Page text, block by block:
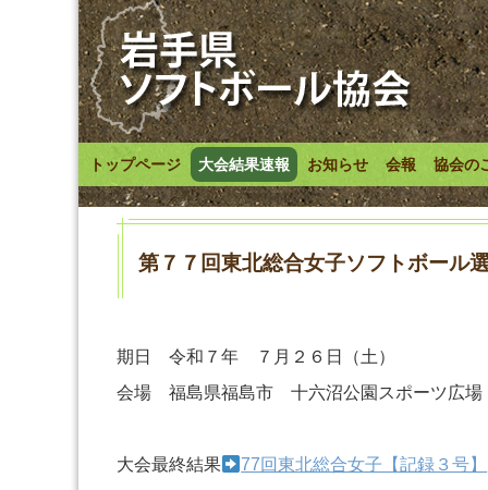
トップページ 大会結果速報 お知らせ 会報 協会の
第７７回東北総合女子ソフトボー
期日 令和７年 ７月２６日（土）
会場 福島県福島市 十六沼公園スポーツ広場
大会最終結果
77回東北総合女子【記録３号】